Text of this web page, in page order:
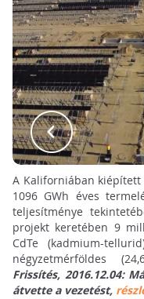
A Kaliforniában kiépített
1096 GWh éves
teljesítménye
projekt keretében 9
CdTe (kadmium-
négyzetmérföldes
Frissítés, 2016.12.04:
átvette a vezetést,